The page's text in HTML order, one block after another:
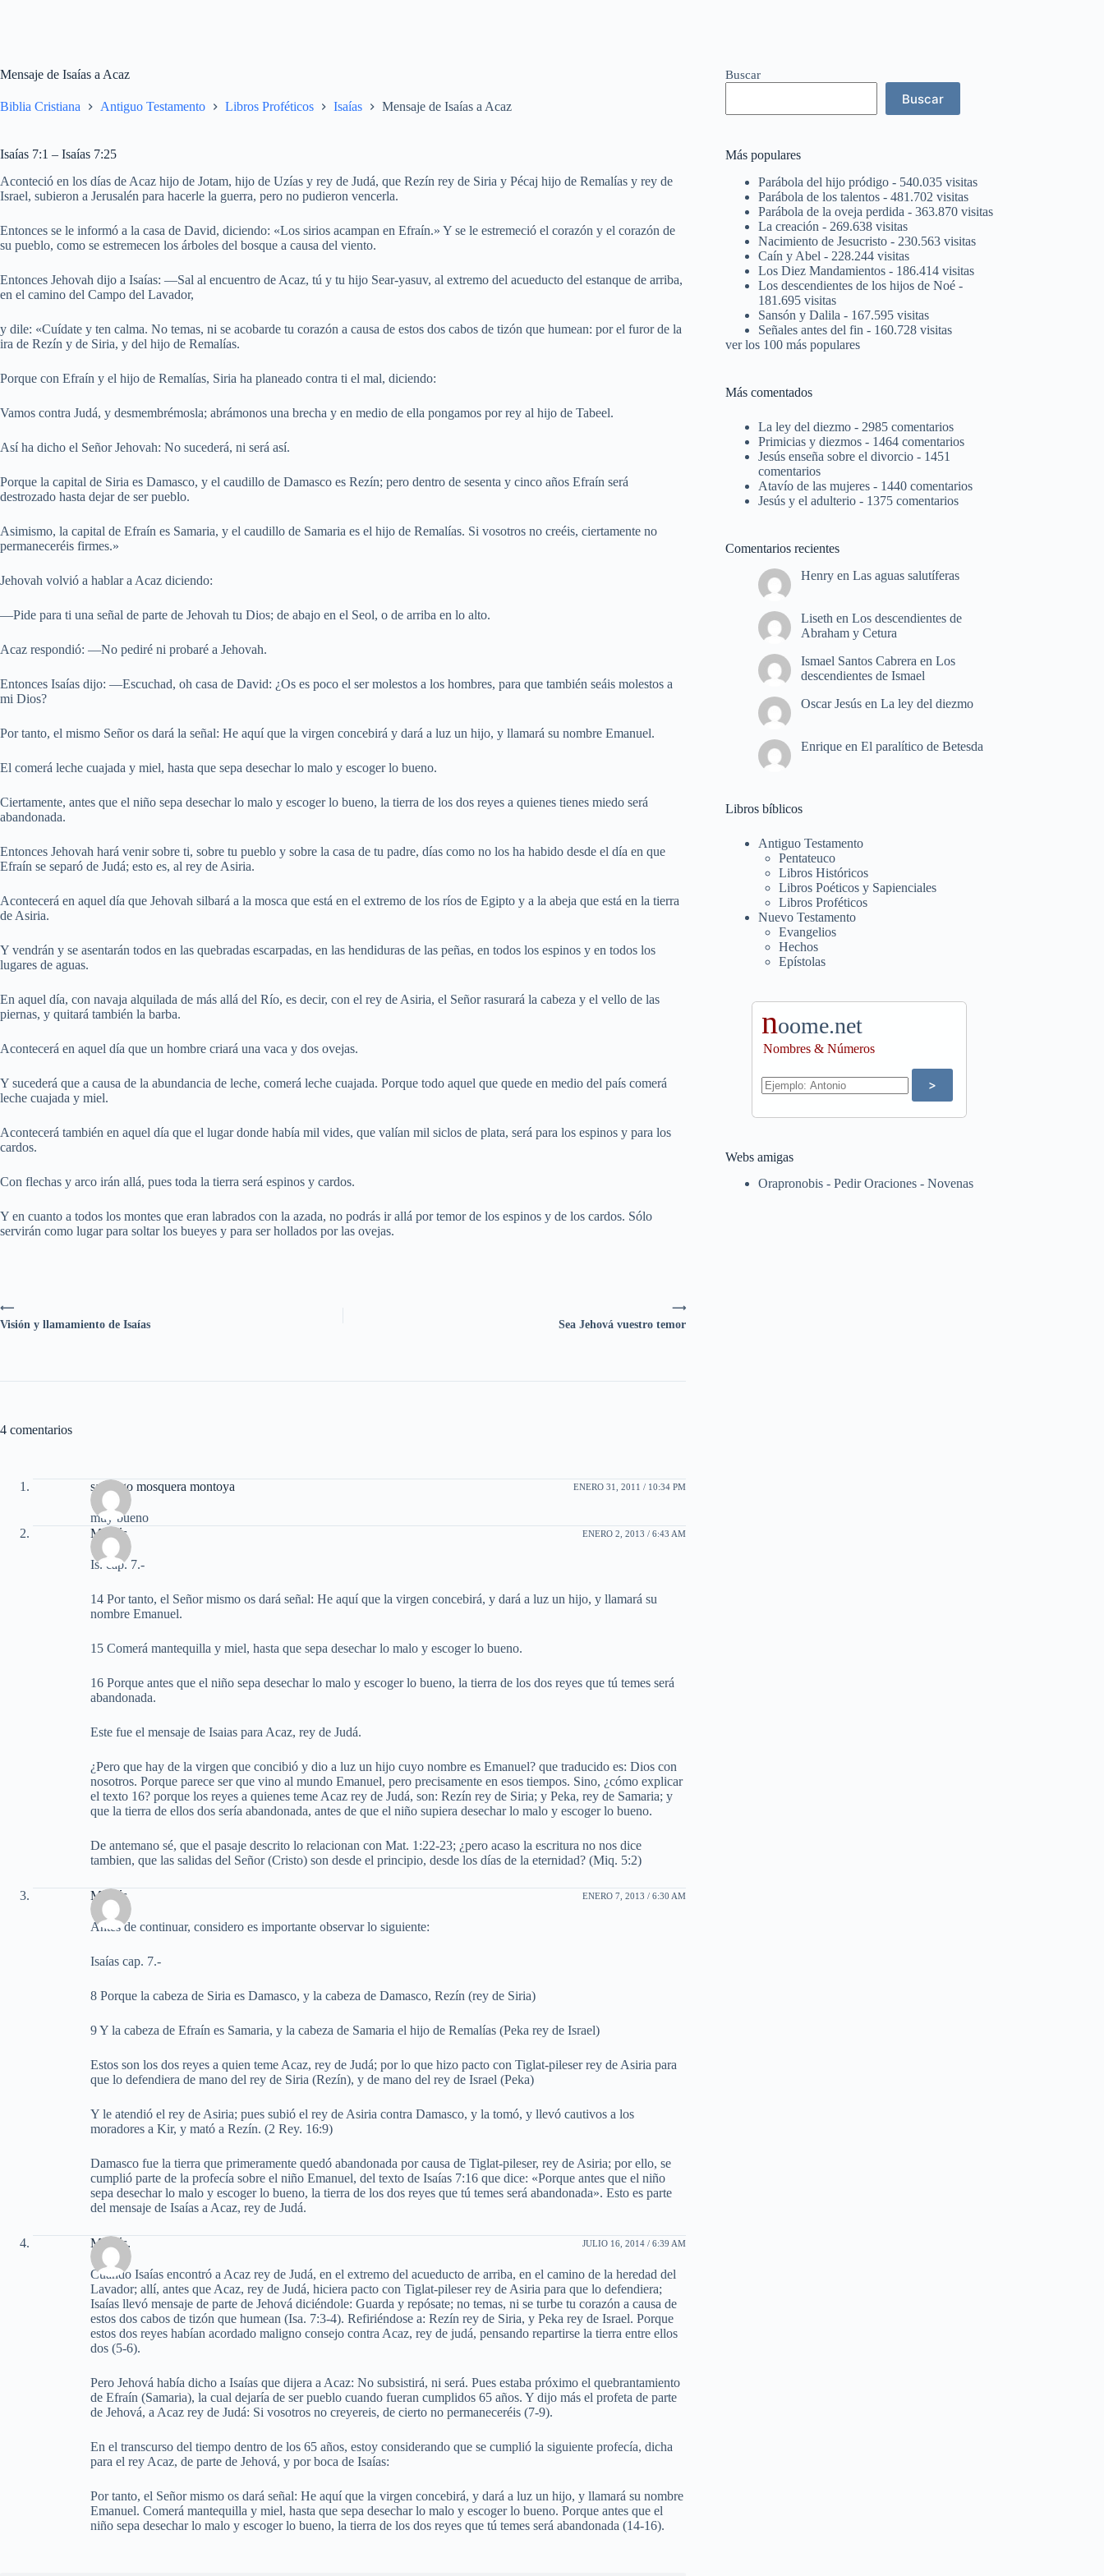
Mensaje de Isaías a Acaz
Biblia Cristiana Antiguo Testamento Libros Proféticos Isaías Mensaje de Isaías a Acaz
Isaías 7:1 – Isaías 7:25
Aconteció en los días de Acaz hijo de Jotam, hijo de Uzías y rey de Judá, que Rezín rey de Siria y Pécaj hijo de Remalías y rey de
Israel, subieron a Jerusalén para hacerle la guerra, pero no pudieron vencerla.
Entonces se le informó a la casa de David, diciendo: «Los sirios acampan en Efraín.» Y se le estremeció el corazón y el corazón de
su pueblo, como se estremecen los árboles del bosque a causa del viento.
Entonces Jehovah dijo a Isaías: —Sal al encuentro de Acaz, tú y tu hijo Sear-yasuv, al extremo del acueducto del estanque de arriba,
en el camino del Campo del Lavador,
y dile: «Cuídate y ten calma. No temas, ni se acobarde tu corazón a causa de estos dos cabos de tizón que humean: por el furor de la
ira de Rezín y de Siria, y del hijo de Remalías.
Porque con Efraín y el hijo de Remalías, Siria ha planeado contra ti el mal, diciendo:
Vamos contra Judá, y desmembrémosla; abrámonos una brecha y en medio de ella pongamos por rey al hijo de Tabeel.
Así ha dicho el Señor Jehovah: No sucederá, ni será así.
Porque la capital de Siria es Damasco, y el caudillo de Damasco es Rezín; pero dentro de sesenta y cinco años Efraín será
destrozado hasta dejar de ser pueblo.
Asimismo, la capital de Efraín es Samaria, y el caudillo de Samaria es el hijo de Remalías. Si vosotros no creéis, ciertamente no
permaneceréis firmes.»
Jehovah volvió a hablar a Acaz diciendo:
—Pide para ti una señal de parte de Jehovah tu Dios; de abajo en el Seol, o de arriba en lo alto.
Acaz respondió: —No pediré ni probaré a Jehovah.
Entonces Isaías dijo: —Escuchad, oh casa de David: ¿Os es poco el ser molestos a los hombres, para que también seáis molestos a
mi Dios?
Por tanto, el mismo Señor os dará la señal: He aquí que la virgen concebirá y dará a luz un hijo, y llamará su nombre Emanuel.
El comerá leche cuajada y miel, hasta que sepa desechar lo malo y escoger lo bueno.
Ciertamente, antes que el niño sepa desechar lo malo y escoger lo bueno, la tierra de los dos reyes a quienes tienes miedo será
abandonada.
Entonces Jehovah hará venir sobre ti, sobre tu pueblo y sobre la casa de tu padre, días como no los ha habido desde el día en que
Efraín se separó de Judá; esto es, al rey de Asiria.
Acontecerá en aquel día que Jehovah silbará a la mosca que está en el extremo de los ríos de Egipto y a la abeja que está en la tierra
de Asiria.
Y vendrán y se asentarán todos en las quebradas escarpadas, en las hendiduras de las peñas, en todos los espinos y en todos los
lugares de aguas.
En aquel día, con navaja alquilada de más allá del Río, es decir, con el rey de Asiria, el Señor rasurará la cabeza y el vello de las
piernas, y quitará también la barba.
Acontecerá en aquel día que un hombre criará una vaca y dos ovejas.
Y sucederá que a causa de la abundancia de leche, comerá leche cuajada. Porque todo aquel que quede en medio del país comerá
leche cuajada y miel.
Acontecerá también en aquel día que el lugar donde había mil vides, que valían mil siclos de plata, será para los espinos y para los
cardos.
Con flechas y arco irán allá, pues toda la tierra será espinos y cardos.
Y en cuanto a todos los montes que eran labrados con la azada, no podrás ir allá por temor de los espinos y de los cardos. Sólo
servirán como lugar para soltar los bueyes y para ser hollados por las ovejas.
⟶
Sea Jehová vuestro temor
⟵
Visión y llamamiento de Isaías
4 comentarios
santiago mosquera montoya ENERO 31, 2011 / 10:34 PM
muy bueno
Moisés
ENERO 2, 2013 / 6:43 AM
Is. cap. 7.-
14 Por tanto, el Señor mismo os dará señal: He aquí que la virgen concebirá, y dará a luz un hijo, y llamará su
nombre Emanuel.
15 Comerá mantequilla y miel, hasta que sepa desechar lo malo y escoger lo bueno.
16 Porque antes que el niño sepa desechar lo malo y escoger lo bueno, la tierra de los dos reyes que tú temes será
abandonada.
Este fue el mensaje de Isaias para Acaz, rey de Judá.
¿Pero que hay de la virgen que concibió y dio a luz un hijo cuyo nombre es Emanuel? que traducido es: Dios con
nosotros. Porque parece ser que vino al mundo Emanuel, pero precisamente en esos tiempos. Sino, ¿cómo explicar
el texto 16? porque los reyes a quienes teme Acaz rey de Judá, son: Rezín rey de Siria; y Peka, rey de Samaria; y
que la tierra de ellos dos sería abandonada, antes de que el niño supiera desechar lo malo y escoger lo bueno.
De antemano sé, que el pasaje descrito lo relacionan con Mat. 1:22-23; ¿pero acaso la escritura no nos dice
tambien, que las salidas del Señor (Cristo) son desde el principio, desde los días de la eternidad? (Miq. 5:2)
Moisés ENERO 7, 2013 / 6:30 AM
Antes de continuar, considero es importante observar lo siguiente:
Isaías cap. 7.-
8 Porque la cabeza de Siria es Damasco, y la cabeza de Damasco, Rezín (rey de Siria)
9 Y la cabeza de Efraín es Samaria, y la cabeza de Samaria el hijo de Remalías (Peka rey de Israel)
Estos son los dos reyes a quien teme Acaz, rey de Judá; por lo que hizo pacto con Tiglat-pileser rey de Asiria para
que lo defendiera de mano del rey de Siria (Rezín), y de mano del rey de Israel (Peka)
Y le atendió el rey de Asiria; pues subió el rey de Asiria contra Damasco, y la tomó, y llevó cautivos a los
moradores a Kir, y mató a Rezín. (2 Rey. 16:9)
Damasco fue la tierra que primeramente quedó abandonada por causa de Tiglat-pileser, rey de Asiria; por ello, se
cumplió parte de la profecía sobre el niño Emanuel, del texto de Isaías 7:16 que dice: «Porque antes que el niño
sepa desechar lo malo y escoger lo bueno, la tierra de los dos reyes que tú temes será abandonada». Esto es parte
del mensaje de Isaías a Acaz, rey de Judá.
Moisés. JULIO 16, 2014 / 6:39 AM
Cuando Isaías encontró a Acaz rey de Judá, en el extremo del acueducto de arriba, en el camino de la heredad del
Lavador; allí, antes que Acaz, rey de Judá, hiciera pacto con Tiglat-pileser rey de Asiria para que lo defendiera;
Isaías llevó mensaje de parte de Jehová diciéndole: Guarda y repósate; no temas, ni se turbe tu corazón a causa de
estos dos cabos de tizón que humean (Isa. 7:3-4). Refiriéndose a: Rezín rey de Siria, y Peka rey de Israel. Porque
estos dos reyes habían acordado maligno consejo contra Acaz, rey de judá, pensando repartirse la tierra entre ellos
dos (5-6).
Pero Jehová había dicho a Isaías que dijera a Acaz: No subsistirá, ni será. Pues estaba próximo el quebrantamiento
de Efraín (Samaria), la cual dejaría de ser pueblo cuando fueran cumplidos 65 años. Y dijo más el profeta de parte
de Jehová, a Acaz rey de Judá: Si vosotros no creyereis, de cierto no permaneceréis (7-9).
En el transcurso del tiempo dentro de los 65 años, estoy considerando que se cumplió la siguiente profecía, dicha
para el rey Acaz, de parte de Jehová, y por boca de Isaías:
Por tanto, el Señor mismo os dará señal: He aquí que la virgen concebirá, y dará a luz un hijo, y llamará su nombre
Emanuel. Comerá mantequilla y miel, hasta que sepa desechar lo malo y escoger lo bueno. Porque antes que el
niño sepa desechar lo malo y escoger lo bueno, la tierra de los dos reyes que tú temes será abandonada (14-16).
Buscar
Buscar
Más populares
Parábola del hijo pródigo - 540.035 visitas
Parábola de los talentos - 481.702 visitas
Parábola de la oveja perdida - 363.870 visitas
La creación - 269.638 visitas
Nacimiento de Jesucristo - 230.563 visitas
Caín y Abel - 228.244 visitas
Los Diez Mandamientos - 186.414 visitas
Los descendientes de los hijos de Noé -
181.695 visitas
Sansón y Dalila - 167.595 visitas
Señales antes del fin - 160.728 visitas
ver los 100 más populares
Más comentados
La ley del diezmo - 2985 comentarios
Primicias y diezmos - 1464 comentarios
Jesús enseña sobre el divorcio - 1451
comentarios
Atavío de las mujeres - 1440 comentarios
Jesús y el adulterio - 1375 comentarios
Comentarios recientes
Henry enLas aguas salutíferas
Liseth enLos descendientes de
Abraham y Cetura
Ismael Santos Cabrera enLos
descendientes de Ismael
Oscar Jesús enLa ley del diezmo
Enrique enEl paralítico de Betesda
Libros bíblicos
Antiguo Testamento
Pentateuco
Libros Históricos
Libros Poéticos y Sapienciales
Libros Proféticos
Nuevo Testamento
Evangelios
Hechos
Epístolas
noome.net
Nombres & Números
Webs amigas
Orapronobis - Pedir Oraciones - Novenas